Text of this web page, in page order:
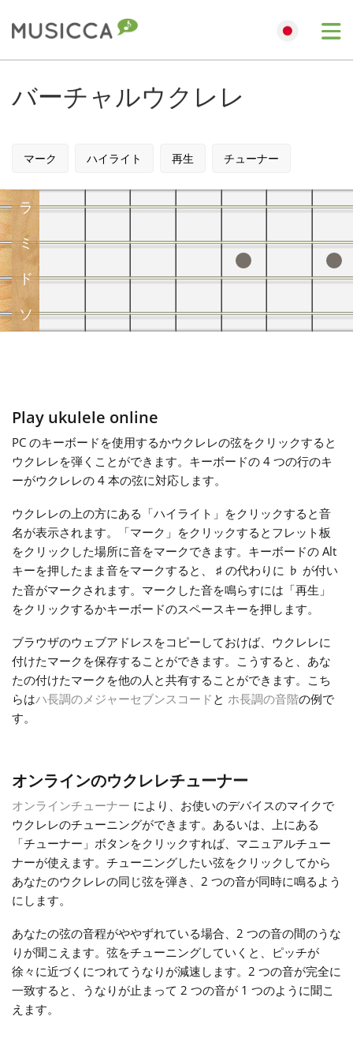
English
Español
한국어
हिन्दी
Italiano
日本語
Polski
Português
Svenska
Tiếng Việt
Türkçe
Українська
简体中文
バーチャルウクレレ
マーク ハイライト 再生 チューナー
ラ
ミ
ド
ソ
Play ukulele online
PC のキーボードを使用するかウクレレの弦をクリックすると
ウクレレを弾くことができます。キーボードの 4 つの行のキ
ーがウクレレの 4 本の弦に対応します。
ウクレレの上の方にある「ハイライト」をクリックすると音
名が表示されます。「マーク」をクリックするとフレット板
をクリックした場所に音をマークできます。キーボードの Alt
キーを押したまま音をマークすると、
♯ の代わりに ♭ が付い
た音がマークされます。マークした音を鳴らすには「再生」
をクリックするかキーボードのスペースキーを押します。
ブラウザのウェブアドレスをコピーしておけば、ウクレレに
付けたマークを保存することができます。こうすると、あな
たの付けたマークを他の人と共有することができます。こち
らはハ長調のメジャーセブンスコード と ホ長調の音階の例で
す。
オンラインのウクレレチューナー
オンラインチューナー により、お使いのデバイスのマイクで
ウクレレのチューニングができます。あるいは、上にある
「チューナー」ボタンをクリックすれば、マニュアルチュー
ナーが使えます。チューニングしたい弦をクリックしてから
あなたのウクレレの同じ弦を弾き、2 つの音が同時に鳴るよう
にします。
あなたの弦の音程がややずれている場合、2 つの音の間のうな
りが聞こえます。弦をチューニングしていくと、ピッチが
徐々に近づくにつれてうなりが減速します。2 つの音が完全に
一致すると、うなりが止まって 2 つの音が 1 つのように聞こ
えます。